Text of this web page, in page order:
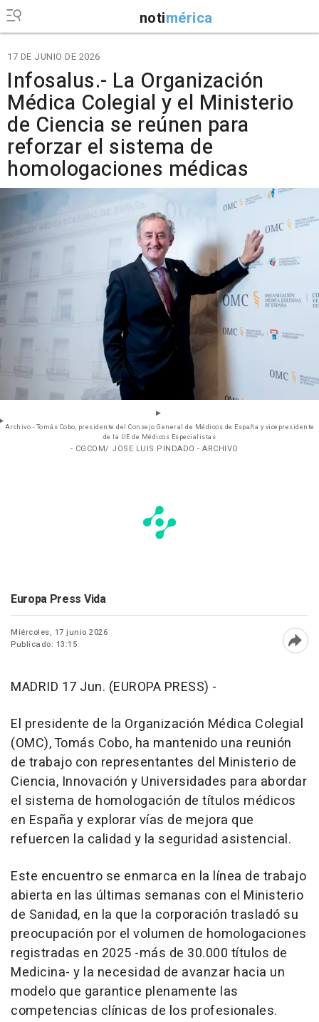
notimérica
17 DE JUNIO DE 2026
Infosalus.- La Organización
Médica Colegial y el Ministerio
de Ciencia se reúnen para
reforzar el sistema de
homologaciones médicas
Archivo - Tomás Cobo, presidente del Consejo General de Médicos de España y vicepresidente
de la UE de Médicos Especialistas
- CGCOM/ JOSE LUIS PINDADO - ARCHIVO
Europa Press Vida
Miércoles, 17 junio 2026
Publicado: 13:15
MADRID 17 Jun. (EUROPA PRESS) -
El presidente de la Organización Médica Colegial
(OMC), Tomás Cobo, ha mantenido una reunión
de trabajo con representantes del Ministerio de
Ciencia, Innovación y Universidades para abordar
el sistema de homologación de títulos médicos
en España y explorar vías de mejora que
refuercen la calidad y la seguridad asistencial.
Este encuentro se enmarca en la línea de trabajo
abierta en las últimas semanas con el Ministerio
de Sanidad, en la que la corporación trasladó su
preocupación por el volumen de homologaciones
registradas en 2025 -más de 30.000 títulos de
Medicina- y la necesidad de avanzar hacia un
modelo que garantice plenamente las
competencias clínicas de los profesionales.